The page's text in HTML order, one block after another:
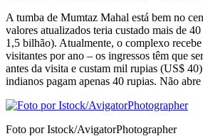
A tumba de Mumtaz Mahal está bem no
valores atualizados teria cus­tado mais de
1,5 bilhão). Atualmente, o complexo
visitantes por ano – os ingressos têm que
antes da visita e custam mil rupias (US$
indianos pagam apenas 40 rupias. Não abre
Foto por Istock/AvigatorPhotographer